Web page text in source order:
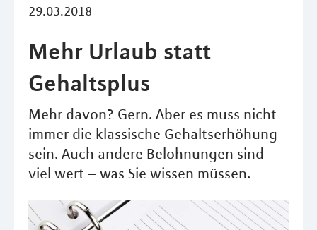
29.03.2018
Mehr Urlaub statt
Gehaltsplus
Mehr davon? Gern. Aber es muss nicht
immer die klassische Gehaltserhöhung
sein. Auch andere Belohnungen sind
viel wert – was Sie wissen müssen.